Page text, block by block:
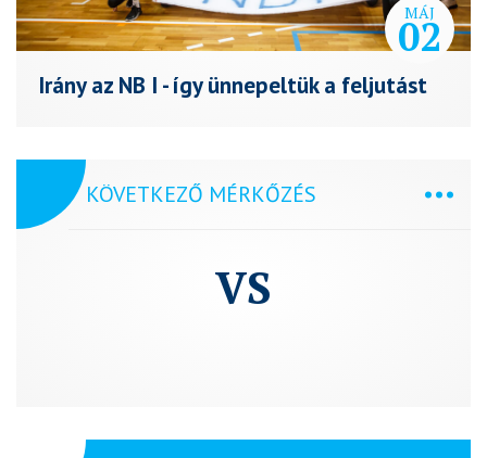
MÁJ
02
Irány az NB I - így ünnepeltük a feljutást
KÖVETKEZŐ MÉRKŐZÉS
VS